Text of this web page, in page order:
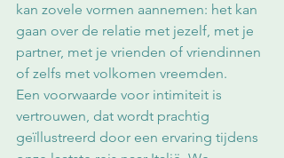
kan zovele vormen aannemen: het kan
gaan over de relatie met jezelf, met je
partner, met je vrienden of vriendinnen
of zelfs met volkomen vreemden.
Een voorwaarde voor intimiteit is
vertrouwen, dat wordt prachtig
geïllustreerd door een ervaring tijdens